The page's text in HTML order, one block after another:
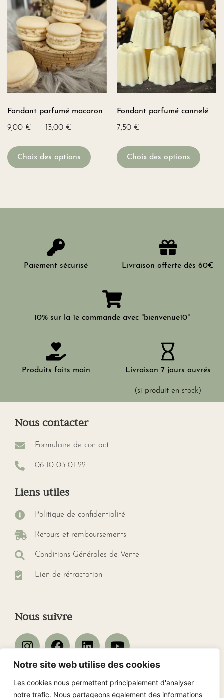
Notre site web utilise des cookies
Les cookies nous permettent principalement d'analyser
notre trafic. Nous partageons également des informations
Fondant parfumé macaron
9,00 € – 13,00 €
Choix des options
Fondant parfumé cannelé
7,50 €
Choix des options
Paiement sécurisé Livraison offerte dès 60€
10% sur la 1e commande avec "bienvenue10"
Produits faits main Livraison 7 jours ouvrés
(si produit en stock)
Nous contacter
Formulaire de contact
06 10 03 01 22
Liens utiles
Politique de confidentialité
Retours et remboursements
Conditions Générales de Vente
Lien de rétractation
Nous suivre
Nos avis client